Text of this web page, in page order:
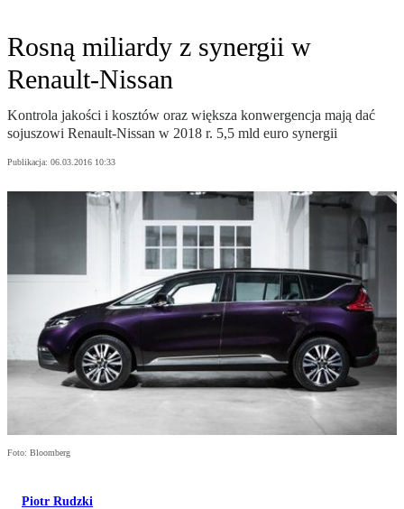
Rosną miliardy z synergii w
Renault-Nissan
Kontrola jakości i kosztów oraz większa konwergencja mają dać
sojuszowi Renault-Nissan w 2018 r. 5,5 mld euro synergii
Publikacja: 06.03.2016 10:33
Foto: Bloomberg
Piotr Rudzki